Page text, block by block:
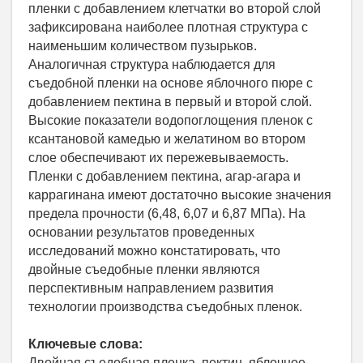
пленки с добавлением клетчатки во второй слой
зафиксирована наиболее плотная структура с
наименьшим количеством пузырьков.
Аналогичная структура наблюдается для
съедобной пленки на основе яблочного пюре с
добавлением пектина в первый и второй слой.
Высокие показатели водопоглощения пленок с
ксантановой камедью и желатином во втором
слое обеспечивают их пережевываемость.
Пленки с добавлением пектина, агар-агара и
каррагинана имеют достаточно высокие значения
предела прочности (6,48, 6,07 и 6,87 МПа). На
основании результатов проведенных
исследований можно констатировать, что
двойные съедобные пленки являются
перспективным направлением развития
технологии производства съедобных пленок.
Ключевые слова: